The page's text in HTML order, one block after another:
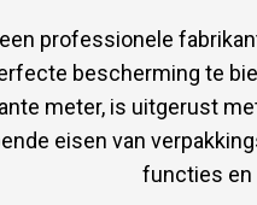
professionele
bescherming te
meter, is uitgerust
eisen van
functies en